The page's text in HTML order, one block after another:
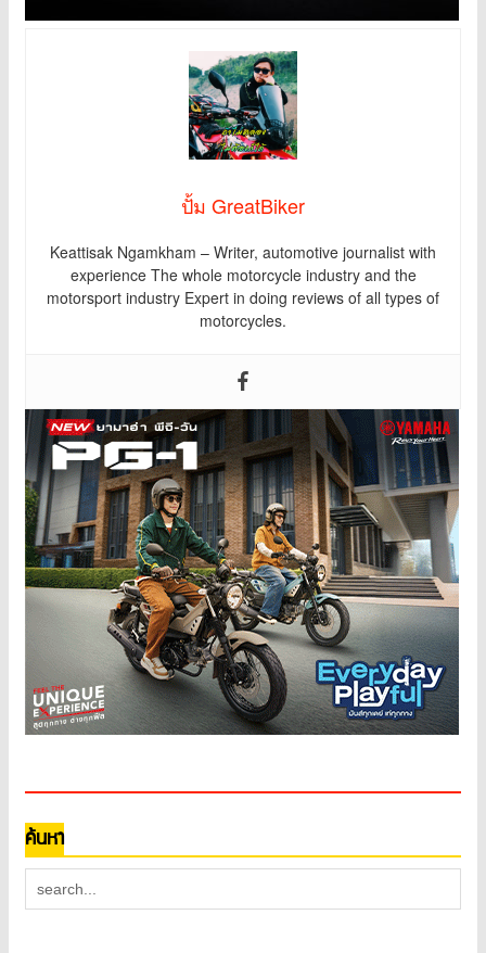
ปั้ม GreatBiker
Keattisak Ngamkham – Writer, automotive journalist with
experience The whole motorcycle industry and the
motorsport industry Expert in doing reviews of all types of
motorcycles.
ค้นหา